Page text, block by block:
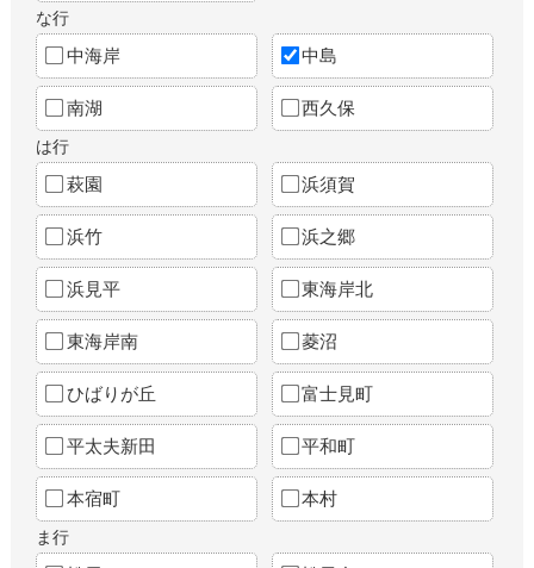
な行
中海岸 中島
南湖 西久保
は行
萩園 浜須賀
浜竹 浜之郷
浜見平 東海岸北
東海岸南 菱沼
ひばりが丘 富士見町
平太夫新田 平和町
本宿町 本村
ま行